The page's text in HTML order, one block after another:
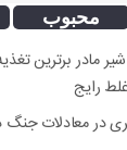
محبوب
مادر برترین تغذیه
رایج
۲ چه تاثیری در